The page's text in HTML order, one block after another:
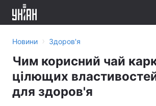
Новини › Здоров'я
Чим корисний чай
цілющих
для здоров'я